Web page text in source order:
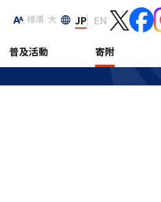
標準 大 JP EN
普及活動 寄附